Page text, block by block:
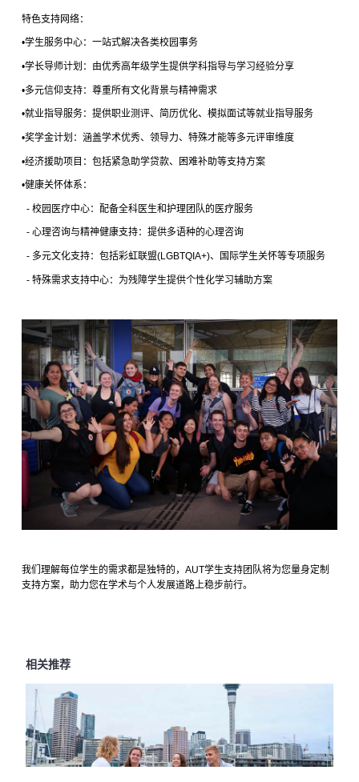
特色支持网络：
•学生服务中心：一站式解决各类校园事务
•学长导师计划：由优秀高年级学生提供学科指导与学习经验分享
•多元信仰支持：尊重所有文化背景与精神需求
•就业指导服务：提供职业测评、简历优化、模拟面试等就业指导服务
•奖学金计划：涵盖学术优秀、领导力、特殊才能等多元评审维度
•经济援助项目：包括紧急助学贷款、困难补助等支持方案
•健康关怀体系：
- 校园医疗中心：配备全科医生和护理团队的医疗服务
- 心理咨询与精神健康支持：提供多语种的心理咨询
- 多元文化支持：包括彩虹联盟(LGBTQIA+)、国际学生关怀等专项服务
- 特殊需求支持中心：为残障学生提供个性化学习辅助方案
我们理解每位学生的需求都是独特的， AUT学生支持团队将为您量身定制
支持方案，助力您在学术与个人发展道路上稳步前行。
相关推荐